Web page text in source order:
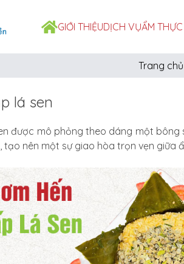
GIỚI THIỆUDỊCH VỤẨM
Trang chủ
lá sen
được mô phỏng theo dáng một
nên một sự giao hòa trọn vẹn giữa